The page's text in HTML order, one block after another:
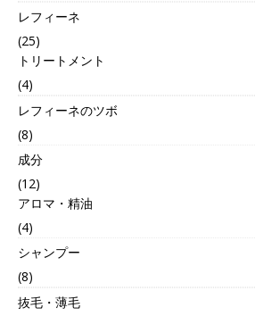
レフィーネ
(25)
トリートメント
(4)
レフィーネのツボ
(8)
成分
(12)
アロマ・精油
(4)
シャンプー
(8)
抜毛・薄毛